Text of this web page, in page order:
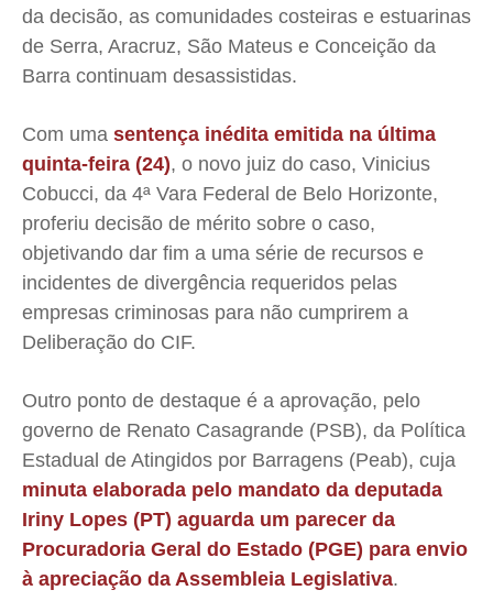
da decisão, as comunidades costeiras e estuarinas
de Serra, Aracruz, São Mateus e Conceição da
Barra continuam desassistidas.
Com uma sentença inédita emitida na última
quinta-feira (24), o novo juiz do caso, Vinicius
Cobucci, da 4ª Vara Federal de Belo Horizonte,
proferiu decisão de mérito sobre o caso,
objetivando dar fim a uma série de recursos e
incidentes de divergência requeridos pelas
empresas criminosas para não cumprirem a
Deliberação do CIF.
Outro ponto de destaque é a aprovação, pelo
governo de Renato Casagrande (PSB), da Política
Estadual de Atingidos por Barragens (Peab), cuja
minuta elaborada pelo mandato da deputada
Iriny Lopes (PT) aguarda um parecer da
Procuradoria Geral do Estado (PGE) para envio
à apreciação da Assembleia Legislativa.